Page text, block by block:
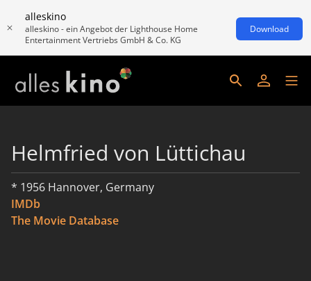
alleskino
alleskino - ein Angebot der Lighthouse Home
Entertainment Vertriebs GmbH & Co. KG
Download
Helmfried von Lüttichau
* 1956 Hannover, Germany
IMDb
The Movie Database